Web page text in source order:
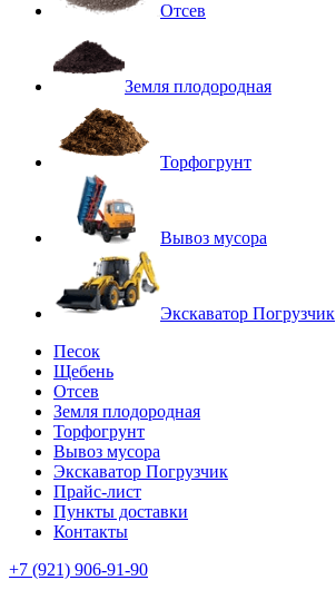
Отсев
Земля плодородная
Торфогрунт
Вывоз мусора
Экскаватор Погрузчик
Песок
Щебень
Отсев
Земля плодородная
Торфогрунт
Вывоз мусора
Экскаватор Погрузчик
Прайс-лист
Пункты доставки
Контакты
+7 (921) 906-91-90